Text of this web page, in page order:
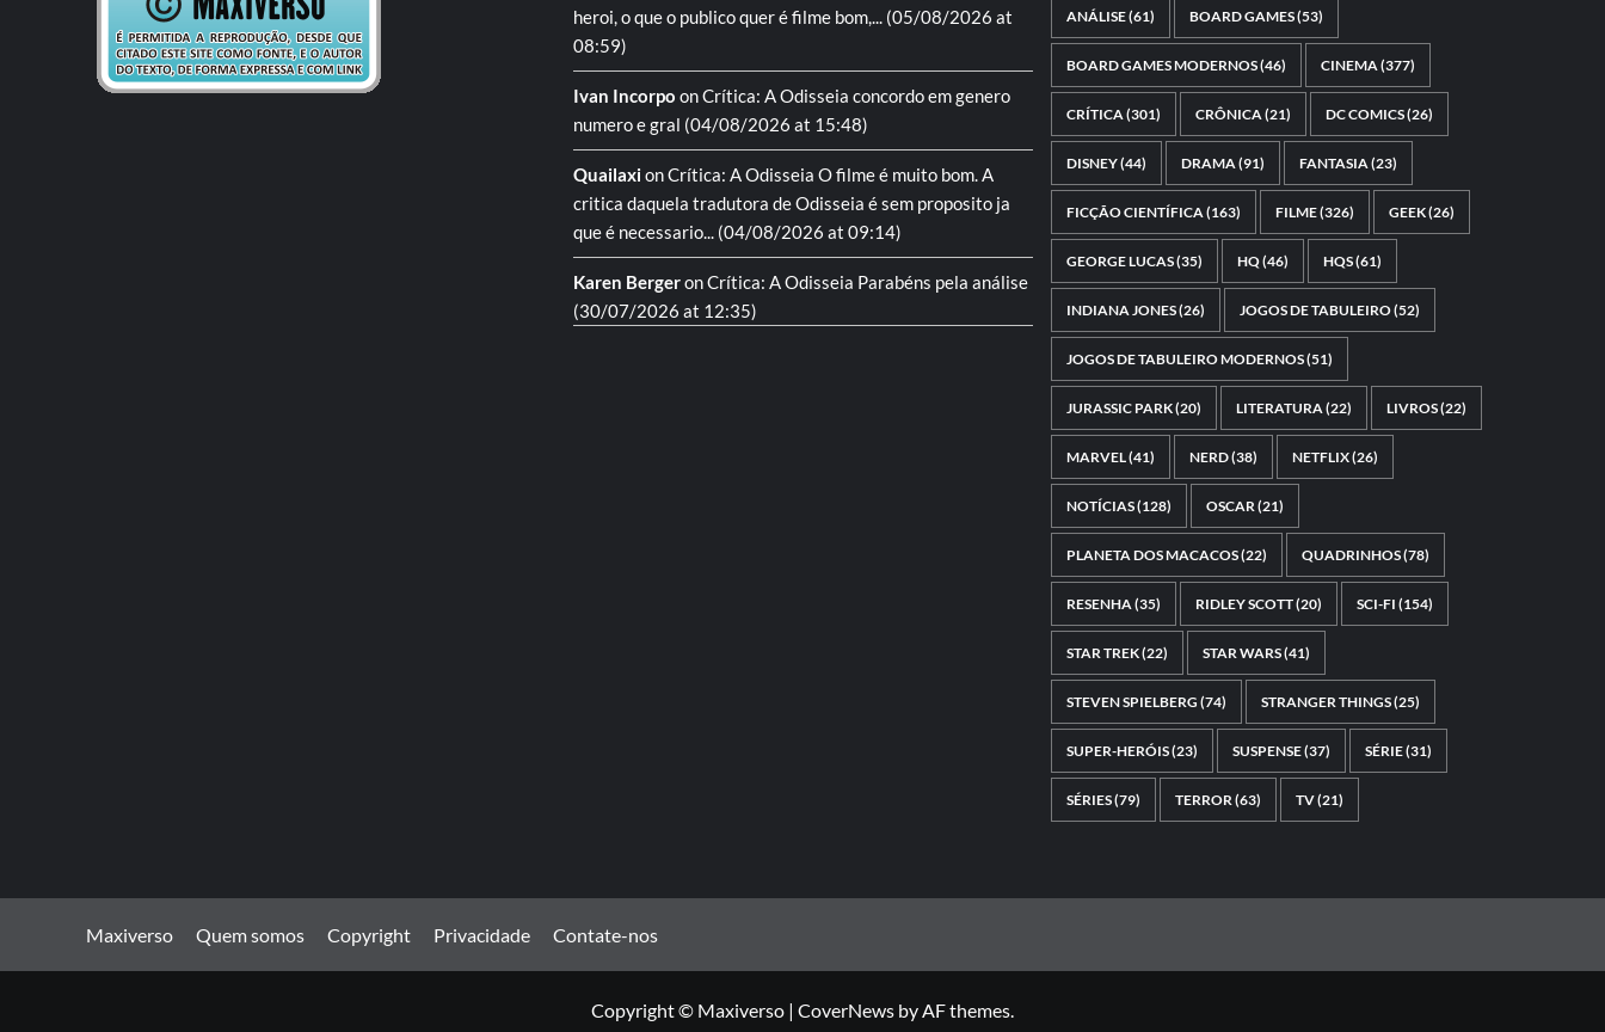
heroi, o que o publico quer é filme bom,... (05/08/2026 at
08:59)
Ivan Incorpo onCrítica: A Odisseia concordo em genero
numero e gral (04/08/2026 at 15:48)
QuailaxionCrítica: A Odisseia O filme é muito bom. A
critica daquela tradutora de Odisseia é sem proposito ja
que é necessario... (04/08/2026 at 09:14)
Karen BergeronCrítica: A Odisseia Parabéns pela análise
(30/07/2026 at 12:35)
ANÁLISE(61) BOARD GAMES(53)
BOARD GAMES MODERNOS(46) CINEMA (377)
CRÍTICA (301) CRÔNICA (21) DC COMICS(26)
DISNEY(44) DRAMA (91) FANTASIA (23)
FICÇÃO CIENTÍFICA (163) FILME(326) GEEK(26)
GEORGE LUCAS(35) HQ(46) HQS(61)
INDIANA JONES(26) JOGOS DE TABULEIRO(52)
JOGOS DE TABULEIRO MODERNOS(51)
JURASSIC PARK(20) LITERATURA (22) LIVROS(22)
MARVEL(41) NERD(38) NETFLIX(26)
NOTÍCIAS(128) OSCAR (21)
PLANETA DOS MACACOS(22) QUADRINHOS(78)
RESENHA (35) RIDLEY SCOTT(20) SCI-FI (154)
STAR TREK(22) STAR WARS(41)
STEVEN SPIELBERG (74) STRANGER THINGS(25)
SUPER-HERÓIS(23) SUSPENSE(37) SÉRIE(31)
SÉRIES(79) TERROR (63) TV(21)
Maxiverso Quem somos Copyright Privacidade Contate-nos
Copyright © Maxiverso | CoverNews by AF themes.